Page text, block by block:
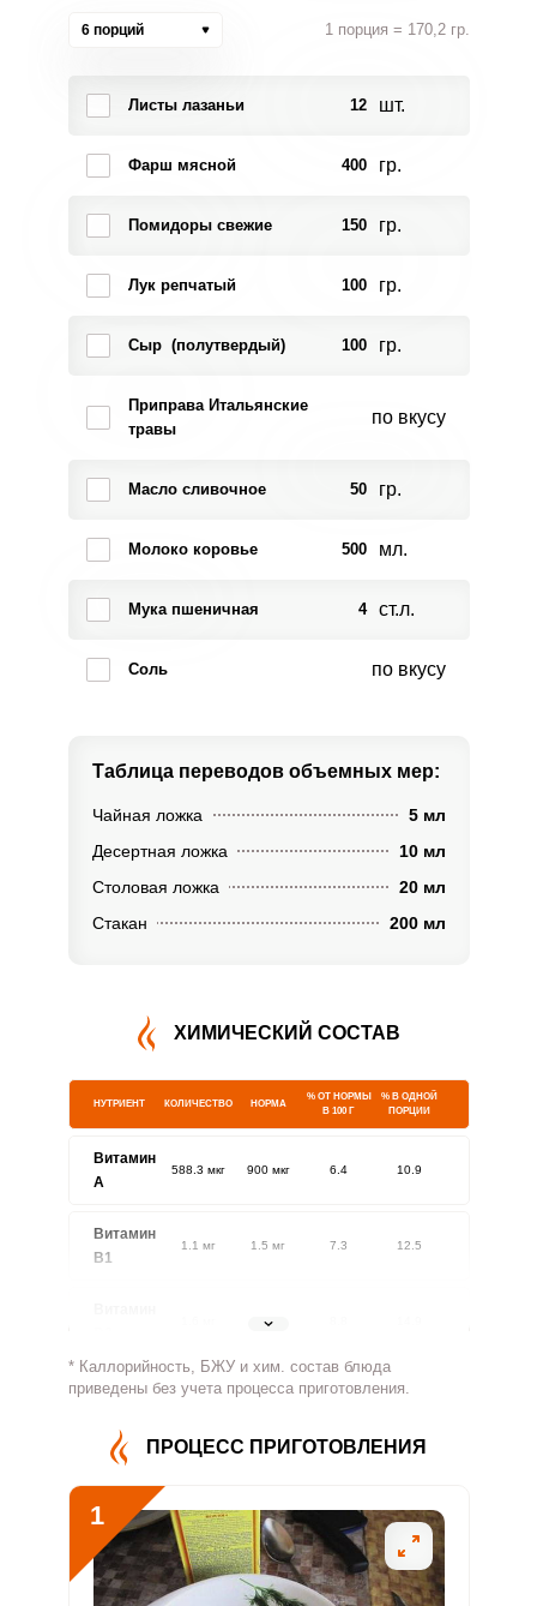
6 порций 1 порция = 170,2 гр.
Листы лазаньи 12 шт.
Фарш мясной 400 гр.
Помидоры свежие 150 гр.
Лук репчатый 100 гр.
Сыр (полутвердый) 100 гр.
Приправа Итальянские
травы
по вкусу
Масло сливочное 50 гр.
Молоко коровье 500 мл.
Мука пшеничная 4 ст.л.
Соль по вкусу
Таблица переводов объемных мер:
Чайная ложка
5 мл
Десертная ложка
10 мл
Столовая ложка
20 мл
Стакан
200 мл
ХИМИЧЕСКИЙ СОСТАВ
НУТРИЕНТ КОЛИЧЕСТВО НОРМА
% ОТ НОРМЫ
В 100 Г
% В ОДНОЙ
ПОРЦИИ
Витамин
A
588.3 мкг 900 мкг 6.4 10.9
Витамин
В1
1.1 мг 1.5 мг 7.3 12.5
1.8 мг
Витамин
58.3 мг 500 мг 1.1 1.9
Витамин
В5
Витамин
В6
0.7 мг 2 мг 6.1
* Каллорийность, БЖУ и хим. состав блюда
приведены без учета процесса приготовления.
ПРОЦЕСС ПРИГОТОВЛЕНИЯ
1